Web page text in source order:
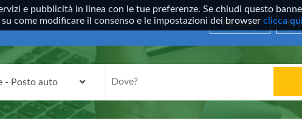
e pubblicità in linea con le tue preferenze. Se chiudi questo
come modificare il consenso e le impostazioni dei browser clicca qui
ACCEDI